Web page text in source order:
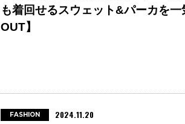
も着回せるスウェット&パーカを
OUT】
FASHION 2024.11.20